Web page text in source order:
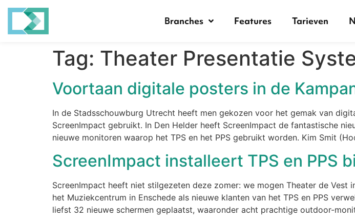
Branches Features Tarieven
Tag: Theater Presentatie
Voortaan digitale posters in de
In de Stadsschouwburg Utrecht heeft men gekozen voor het gemak van
ScreenImpact gebruikt. In Den Helder heeft ScreenImpact de fantastische
nieuwe monitoren waarop het TPS en het PPS gebruikt worden. Kim Smit
ScreenImpact installeert TPS en PPS
ScreenImpact heeft niet stilgezeten deze zomer: we mogen Theater de Vest
het Muziekcentrum in Enschede als nieuwe klanten van het TPS en PPS
liefst 32 nieuwe schermen geplaatst, waaronder acht prachtige outdoor-